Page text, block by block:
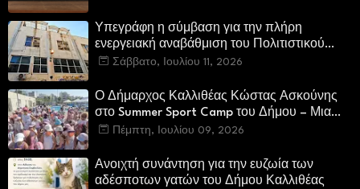
Υπεγράφη η σύμβαση για την πλήρη
ενεργειακή αναβάθμιση του Πολιτιστικού
Κέντρου «Μελίνα Μερκούρη»
Σάββατο, Ιουλίου 11, 2026
Ο Δήμαρχος Καλλιθέας Κώστας Ασκούνης
στο Summer Sport Camp του Δήμου – Μια
επίσκεψη γεμάτη χαμόγελα, ενθουσιασμό και
Πέμπτη, Ιουλίου 09, 2026
Ανοιχτή συνάντηση για την ευζωία των
αδέσποτων γατών του Δήμου Καλλιθέας